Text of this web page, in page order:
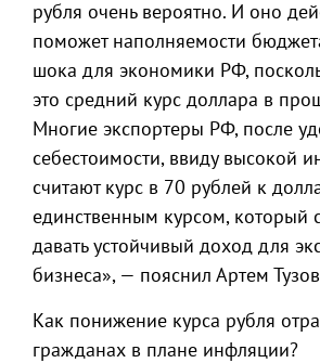
рубля очень вероятно. И оно
поможет наполняемости
шока для экономики РФ,
это средний курс доллара в
Многие экспортеры РФ, после
себестоимости, ввиду высокой
считают курс в 70 рублей к
единственным курсом, который
давать устойчивый доход для
бизнеса», — пояснил Артем
Как понижение курса рубля
гражданах в плане инфляции?